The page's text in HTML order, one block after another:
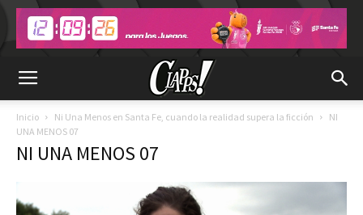
Inicio Ni Una Menos en Santa Fe, cuando la realidad supera la ficción
NI
UNA MENOS 07
NI UNA MENOS 07